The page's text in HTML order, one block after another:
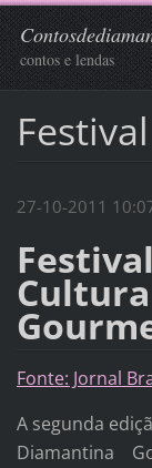
contos e lendas
27-10-2011
Fonte: Jornal
A segunda
Diamantina